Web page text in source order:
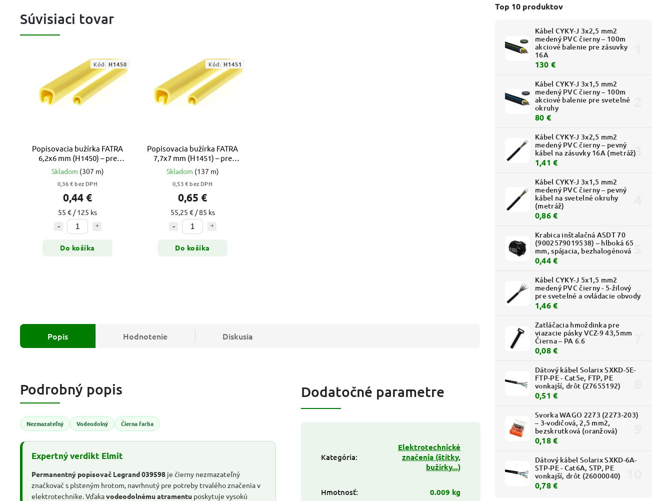
Top 10 produktov
Kábel CYKY-J 3x2,5 mm2
medený PVC čierny – 100m
akciové balenie pre zásuvky
16A
130 €
Kábel CYKY-J 3x1,5 mm2
medený PVC čierny – 100m
akciové balenie pre svetelné
okruhy
80 €
Kábel CYKY-J 3x2,5 mm2
medený PVC čierny – pevný
kábel na zásuvky 16A (metráž)
1,41 €
Kábel CYKY-J 3x1,5 mm2
medený PVC čierny – pevný
kábel na svetelné okruhy
(metráž)
0,86 €
Krabica inštalačná ASDT 70
(9002579019538) – hlboká 65
mm, spájacia, bezhalogénová
0,44 €
Kábel CYKY-J 5x1,5 mm2
medený PVC čierny - 5-žilový
pre svetelné a ovládacie obvody
1,46 €
Zatláčacia hmoždinka pre
viazacie pásky VCZ-9 43,5mm
Čierna – PA 6.6
0,08 €
Dátový kábel Solarix SXKD-5E-
FTP-PE - Cat5e, FTP, PE
vonkajší, drôt (27655192)
0,51 €
Svorka WAGO 2273 (2273-203)
– 3-vodičová, 2,5 mm2,
bezskrutková (oranžová)
0,18 €
Dátový kábel Solarix SXKD-6A-
STP-PE - Cat6A, STP, PE
vonkajší, drôt (26000040)
0,78 €
Súvisiaci tovar
Popisovacia bužírka FATRA
6,2x6 mm (H1450) – pre
vodiče 1,5 až 4,0 mm2
Skladom (307 m)
0,36 € bez DPH
0,44 €
55 € / 125 ks
Do košíka
Kód: H1450
Popisovacia bužírka FATRA
7,7x7 mm (H1451) – pre
vodiče 2,5 až 6,0 mm2
Skladom (137 m)
0,53 € bez DPH
0,65 €
55,25 € / 85 ks
Do košíka
Kód: H1451
Popis Hodnotenie Diskusia
Podrobný popis
Nezmazateľný Vodeodolný Čierna farba
Expertný verdikt Elmit
Permanentný popisovač Legrand 039598 je čierny nezmazateľný
značkovač s plsteným hrotom, navrhnutý pre potreby trvalého značenia v
elektrotechnike. Vďakavodeodolnému atramentu poskytuje vysokú
Dodatočné parametre
Kategória:
Elektrotechnické
značenia (štítky,
bužírky...)
Hmotnosť: 0.009 kg